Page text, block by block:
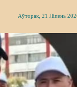
Аўторак, 21 Ліпень